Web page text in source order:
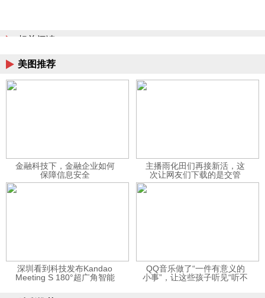
相关阅读
美图推荐
金融科技下，金融企业如何
保障信息安全
主播雨化田们再接新活，这
次让网友们下载的是交管
12123APP
深圳看到科技发布Kandao
Meeting S 180°超广角智能
QQ音乐做了“一件有意义的
小事”，让这些孩子听见“听不